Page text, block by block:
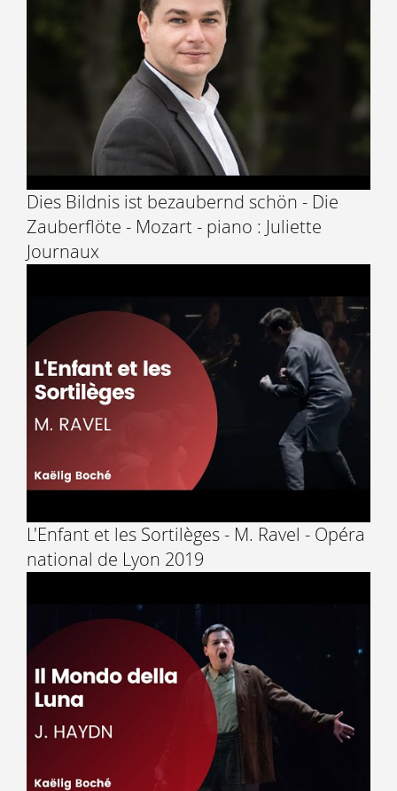
Dies Bildnis ist bezaubernd schön - Die
Zauberflöte - Mozart - piano : Juliette
Journaux
L'Enfant et les Sortilèges - M. Ravel - Opéra
national de Lyon 2019